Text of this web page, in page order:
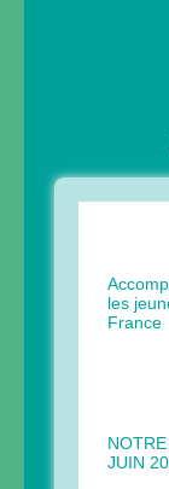
les
France
JUIN